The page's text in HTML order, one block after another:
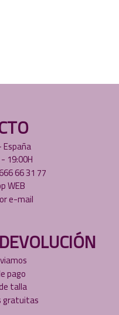
19:00H
66 31 77
WEB
e-mail
pago
talla
gratuitas